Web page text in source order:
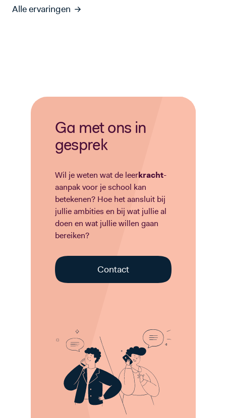
Alle ervaringen
Ga met ons in
gesprek
Wil je weten wat de leerkracht-
aanpak voor je school kan
betekenen? Hoe het aansluit bij
jullie ambities en bij wat jullie al
doen en wat jullie willen gaan
bereiken?
Contact